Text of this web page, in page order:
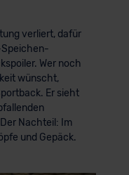
verliert, dafür
Speichen-
Wer noch
wünscht,
Er sieht
Nachteil: Im
und Gepäck.